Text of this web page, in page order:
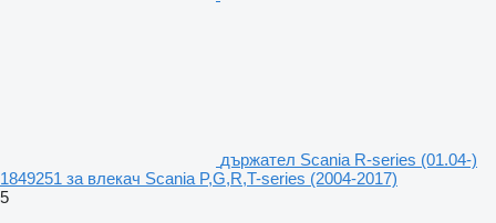
държател Scania R-series (01.04-)
1849251 за влекач Scania P,G,R,T-series (2004-2017)
5